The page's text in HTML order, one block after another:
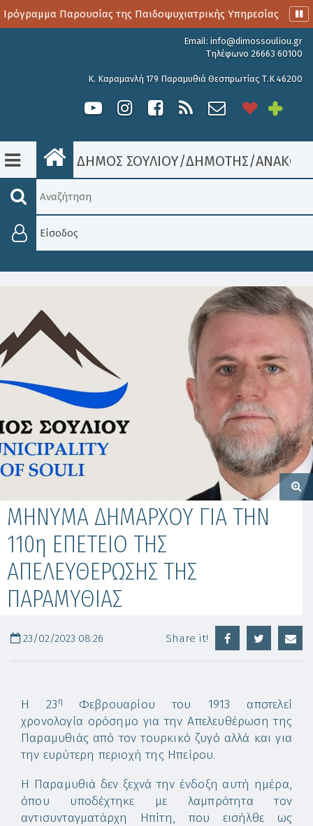
Παρουσίας της Παιδοψυχιατρικής Υπηρεσίας
Email: info@dimossouliou.gr
Τηλέφωνο 26663 60100
Κ. Καραμανλή 179 Παραμυθιά Θεσπρωτίας Τ.Κ 46200
ΔΗΜΟΣ ΣΟΥΛΙΟΥ/ΔΗΜΟΤΗΣ/
Είσοδος
ΜΗΝΥΜΑ ΔΗΜΑΡΧΟΥ ΓΙΑ ΤΗΝ
110η ΕΠΕΤΕΙΟ ΤΗΣ
ΑΠΕΛΕΥΘΕΡΩΣΗΣ ΤΗΣ
ΠΑΡΑΜΥΘΙΑΣ
23/02/2023 08:26 Share it!
Η 23 η Φεβρουαρίου του 1913 αποτελεί
χρονολογία ορόσημο για την Απελευθέρωση της
Παραμυθιάς από τον τουρκικό ζυγό αλλά και για
την ευρύτερη περιοχή της Ηπείρου.
Η Παραμυθιά δεν ξεχνά την ένδοξη αυτή ημέρα,
όπου υποδέχτηκε με λαμπρότητα τον
αντισυνταγματάρχη Ηπίτη, που εισήλθε ως